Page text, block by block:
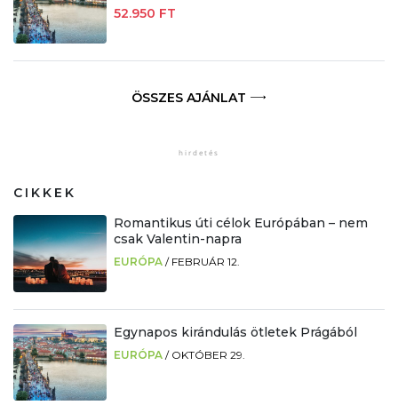
52.950 FT
ÖSSZES AJÁNLAT
CIKKEK
Romantikus úti célok Európában – nem
csak Valentin-napra
EURÓPA / FEBRUÁR 12.
Egynapos kirándulás ötletek Prágából
EURÓPA / OKTÓBER 29.